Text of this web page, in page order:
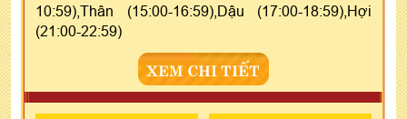
10:59),Thân (15:00-16:59),Dậu (17:00-18:59),Hợi
(21:00-22:59)
XEM CHI TIẾT